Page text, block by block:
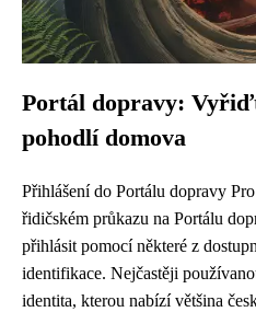
Portál dopravy:
pohodlí domova
Přihlášení do Portálu dopravy
řidičském průkazu na Portálu
přihlásit pomocí některé z
identifikace. Nejčastěji
identita, kterou nabízí většina